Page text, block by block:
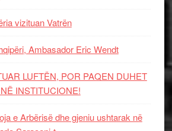
vizituan Vatrën
Ambasador Eric Wendt
LUFTËN, POR PAQEN DUHET
INSTITUCIONE!
e Arbërisë dhe gjeniu ushtarak në